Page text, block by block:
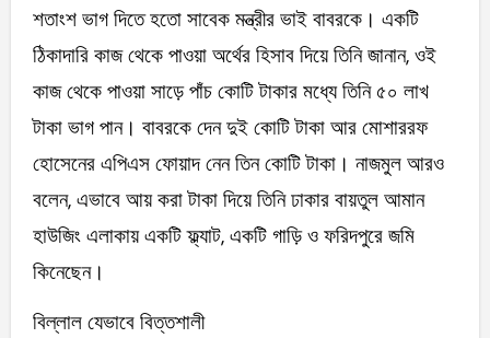
শতাংশ ভাগ দিতে হতো সাবেক মন্ত্রীর ভাই বাবরকে। একটি
ঠিকাদারি কাজ থেকে পাওয়া অর্থের হিসাব দিয়ে তিনি জানান, ওই
কাজ থেকে পাওয়া সাড়ে পাঁচ কোটি টাকার মধ্যে তিনি ৫০ লাখ
টাকা ভাগ পান। বাবরকে দেন দুই কোটি টাকা আর মোশাররফ
হোসেনের এপিএস ফোয়াদ নেন তিন কোটি টাকা। নাজমুল আরও
বলেন, এভাবে আয় করা টাকা দিয়ে তিনি ঢাকার বায়তুল আমান
হাউজিং এলাকায় একটি ফ্ল্যাট, একটি গাড়ি ও ফরিদপুরে জমি
কিনেছেন।
বিল্লাল যেভাবে বিত্তশালী